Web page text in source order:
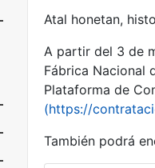
Erakutsi/
Erakutsi/
Erakutsi/
Erakutsi/
Atal honetan,
A partir del 3 de
Fábrica Nacional
Plataforma de
(https://
También podrá